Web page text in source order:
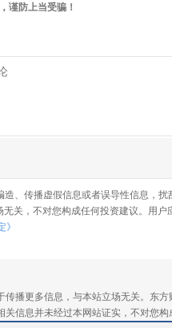
谨防上当受骗！
、传播虚假信息或者误导性信息，
关，不对您构成任何投资建议。用
》
播更多信息，与本站立场无关。东
信息并未经过本网站证实，不对您